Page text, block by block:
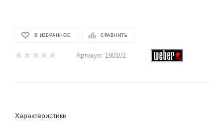
В ИЗБРАННОЕ СРАВНИТЬ
Артикул: 190101
Характеристики